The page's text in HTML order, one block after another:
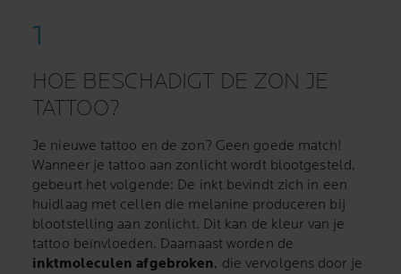
HOE BESCHADIGT DE ZON JE
TATTOO?
Je nieuwe tattoo en de zon? Geen goede match!
Wanneer je tattoo aan zonlicht wordt blootgesteld,
gebeurt het volgende: De inkt bevindt zich in een
huidlaag met cellen die melanine produceren bij
blootstelling aan zonlicht. Dit kan de kleur van je
tattoo beïnvloeden. Daarnaast worden de
inktmoleculen afgebroken, die vervolgens door je